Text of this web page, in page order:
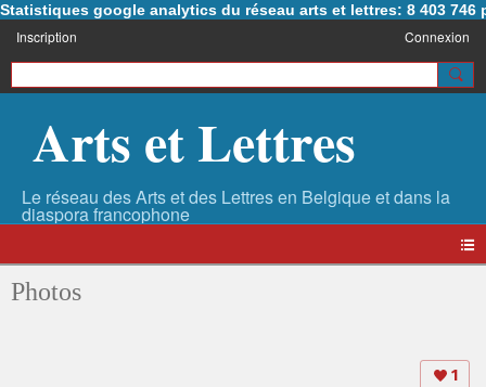
Statistiques google analytics du réseau arts et lettres: 8 403 746
Inscription Connexion
Arts et Lettres
Photos
1